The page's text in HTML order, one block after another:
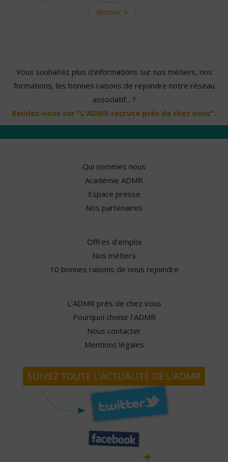
dernier »
Vous souhaitez plus d'informations sur nos métiers, nos
formations, les bonnes raisons de rejoindre notre réseau
associatif... ?
Rendez-vous sur "L'ADMR recrute près de chez vous".
Qui sommes nous
Académie ADMR
Espace presse
Nos partenaires
Offres d'emploi
Nos métiers
10 bonnes raisons de nous rejoindre
L'ADMR près de chez vous
Pourquoi choisir l'ADMR
Nous contacter
Mentions légales